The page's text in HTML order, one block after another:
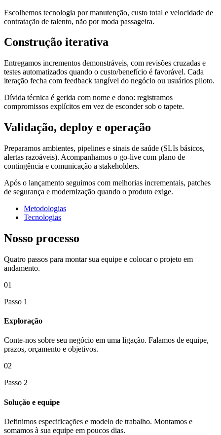
Escolhemos tecnologia por manutenção, custo total e velocidade de
contratação de talento, não por moda passageira.
Construção iterativa
Entregamos incrementos demonstráveis, com revisões cruzadas e
testes automatizados quando o custo/benefício é favorável. Cada
iteração fecha com feedback tangível do negócio ou usuários piloto.
Dívida técnica é gerida com nome e dono: registramos
compromissos explícitos em vez de esconder sob o tapete.
Validação, deploy e operação
Preparamos ambientes, pipelines e sinais de saúde (SLIs básicos,
alertas razoáveis). Acompanhamos o go-live com plano de
contingência e comunicação a stakeholders.
Após o lançamento seguimos com melhorias incrementais, patches
de segurança e modernização quando o produto exige.
Metodologias
Tecnologias
Nosso processo
Quatro passos para montar sua equipe e colocar o projeto em
andamento.
01
Passo 1
Exploração
Conte-nos sobre seu negócio em uma ligação. Falamos de equipe,
prazos, orçamento e objetivos.
02
Passo 2
Solução e equipe
Definimos especificações e modelo de trabalho. Montamos e
somamos à sua equipe em poucos dias.